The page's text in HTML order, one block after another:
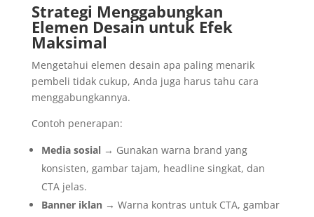
Strategi Menggabungkan
Elemen Desain untuk Efek
Maksimal
Mengetahui elemen desain apa paling menarik
pembeli tidak cukup, Anda juga harus tahu cara
menggabungkannya.
Contoh penerapan:
Media sosial→ Gunakan warna brand yang
konsisten, gambar tajam, headline singkat, dan
CTA jelas.
Banner iklan→ Warna kontras untuk CTA, gambar